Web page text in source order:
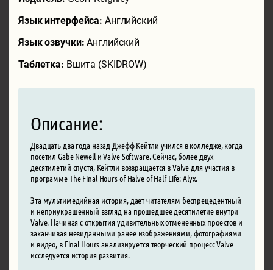
Язык интерфейса: Английский
Язык озвучки:Английский
Таблетка: Вшита (SKIDROW)
Описание:
Двадцать два года назад Джефф Кейтли учился в колледже, когда
посетил Gabe Newell и Valve Software. Сейчас, более двух
десятилетий спустя, Кейтли возвращается в Valve для участия в
программе The Final Hours of Halve of Half-Life: Alyx.
Эта мультимедийная история, дает читателям беспрецедентный
и неприукрашенный взгляд на прошедшее десятилетие внутри
Valve. Начиная с открытия удивительных отмененных проектов и
заканчивая невиданными ранее изображениями, фотографиями
и видео, в Final Hours анализируется творческий процесс Valve
исследуется история развития.